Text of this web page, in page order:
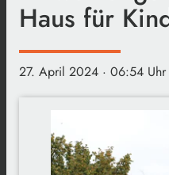
Haus für
27. April 2024 · 06:54 Uhr